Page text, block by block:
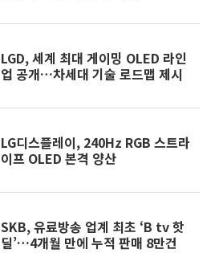
LGD, 세계 최대 게이밍 OLED 라인
업 공개…차세대 기술 로드맵 제시
LG디스플레이, 240Hz RGB 스트라
이프 OLED 본격 양산
SKB, 유료방송 업계 최초 ‘B tv 핫
딜’…4개월 만에 누적 판매 8만건